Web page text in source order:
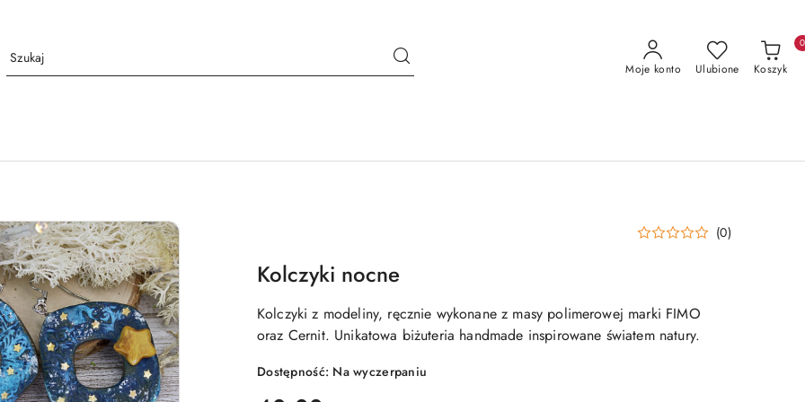
Moje konto Ulubione Koszyk
0
(0)
Kolczyki nocne
Kolczyki z modeliny, ręcznie wykonane z masy polimerowej marki FIMO
oraz Cernit. Unikatowa biżuteria handmade inspirowane światem natury.
Dostępność: Na wyczerpaniu